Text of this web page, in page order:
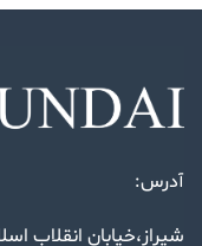
آدرس:
شیراز،خیابان انقلاب